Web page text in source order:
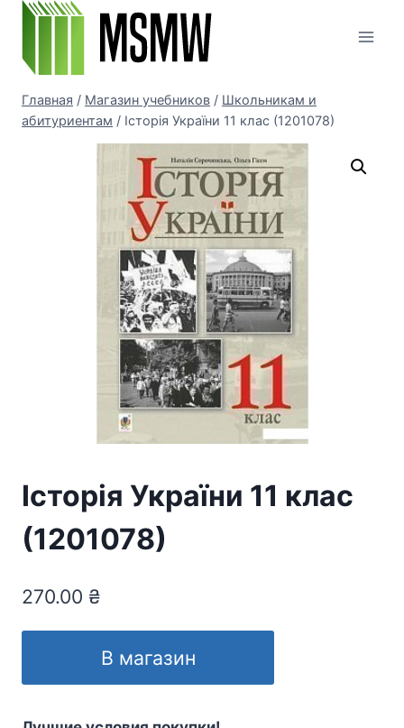
Перейти
содержимому
Главная / Магазин учебников / Школьникам и
абитуриентам / Історія України 11 клас (1201078)
Історія України 11 клас
(1201078)
270.00 ₴
В магазин